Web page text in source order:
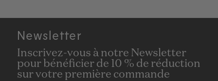
Newsletter
Inscrivez-vous à notre Newsletter
pour bénéficier de 10 % de réduction
sur votre première commande